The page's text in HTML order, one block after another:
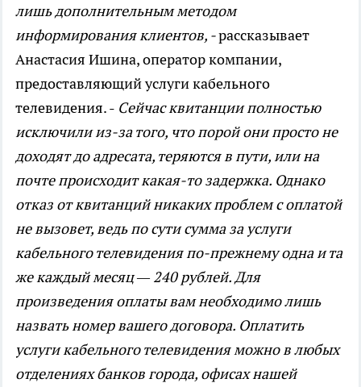
лишь дополнительным методом
информирования клиентов, -рассказывает
Анастасия Ишина, оператор компании,
предоставляющий услуги кабельного
телевидения. - Сейчас квитанции полностью
исключили из-за того, что порой они просто не
доходят до адресата, теряются в пути, или на
почте происходит какая-то задержка. Однако
отказ от квитанций никаких проблем с оплатой
не вызовет, ведь по сути сумма за услуги
кабельного телевидения по-прежнему одна и та
же каждый месяц — 240 рублей. Для
произведения оплаты вам необходимо лишь
назвать номер вашего договора. Оплатить
услуги кабельного телевидения можно в любых
отделениях банков города, офисах нашей